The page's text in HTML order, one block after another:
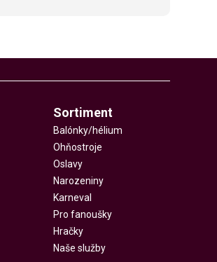
Sortiment
Balónky/hélium
Ohňostroje
Oslavy
Narozeniny
Karneval
Pro fanoušky
Hračky
Naše služby